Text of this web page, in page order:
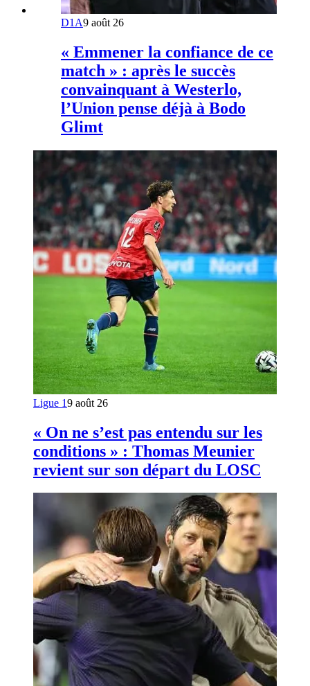
D1A9 août 26
« Emmener la confiance de ce
match » : après le succès
convainquant à Westerlo,
l’Union pense déjà à Bodo
Glimt
Ligue 19 août 26
« On ne s’est pas entendu sur les
conditions » : Thomas Meunier
revient sur son départ du LOSC